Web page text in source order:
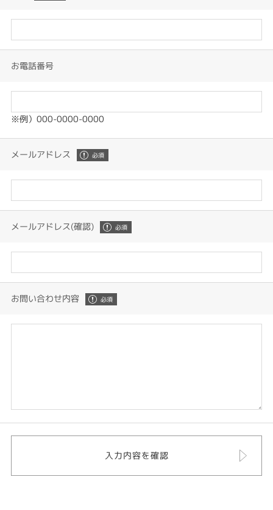
お電話番号
※例）000-0000-0000
メールアドレス
メールアドレス(確認)
お問い合わせ内容